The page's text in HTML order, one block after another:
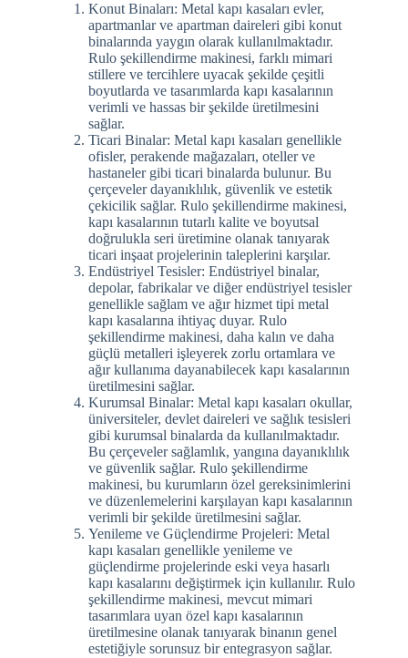
Konut Binaları: Metal kapı kasaları evler,
apartmanlar ve apartman daireleri gibi konut
binalarında yaygın olarak kullanılmaktadır.
Rulo şekillendirme makinesi, farklı mimari
stillere ve tercihlere uyacak şekilde çeşitli
boyutlarda ve tasarımlarda kapı kasalarının
verimli ve hassas bir şekilde üretilmesini
sağlar.
Ticari Binalar: Metal kapı kasaları genellikle
ofisler, perakende mağazaları, oteller ve
hastaneler gibi ticari binalarda bulunur. Bu
çerçeveler dayanıklılık, güvenlik ve estetik
çekicilik sağlar. Rulo şekillendirme makinesi,
kapı kasalarının tutarlı kalite ve boyutsal
doğrulukla seri üretimine olanak tanıyarak
ticari inşaat projelerinin taleplerini karşılar.
Endüstriyel Tesisler: Endüstriyel binalar,
depolar, fabrikalar ve diğer endüstriyel tesisler
genellikle sağlam ve ağır hizmet tipi metal
kapı kasalarına ihtiyaç duyar. Rulo
şekillendirme makinesi, daha kalın ve daha
güçlü metalleri işleyerek zorlu ortamlara ve
ağır kullanıma dayanabilecek kapı kasalarının
üretilmesini sağlar.
Kurumsal Binalar: Metal kapı kasaları okullar,
üniversiteler, devlet daireleri ve sağlık tesisleri
gibi kurumsal binalarda da kullanılmaktadır.
Bu çerçeveler sağlamlık, yangına dayanıklılık
ve güvenlik sağlar. Rulo şekillendirme
makinesi, bu kurumların özel gereksinimlerini
ve düzenlemelerini karşılayan kapı kasalarının
verimli bir şekilde üretilmesini sağlar.
Yenileme ve Güçlendirme Projeleri: Metal
kapı kasaları genellikle yenileme ve
güçlendirme projelerinde eski veya hasarlı
kapı kasalarını değiştirmek için kullanılır. Rulo
şekillendirme makinesi, mevcut mimari
tasarımlara uyan özel kapı kasalarının
üretilmesine olanak tanıyarak binanın genel
estetiğiyle sorunsuz bir entegrasyon sağlar.